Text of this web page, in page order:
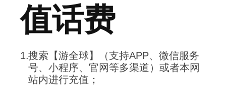
值话费
搜索【游全球】（支持APP、微信服务
号、小程序、官网等多渠道）或者本网
站内进行充值；